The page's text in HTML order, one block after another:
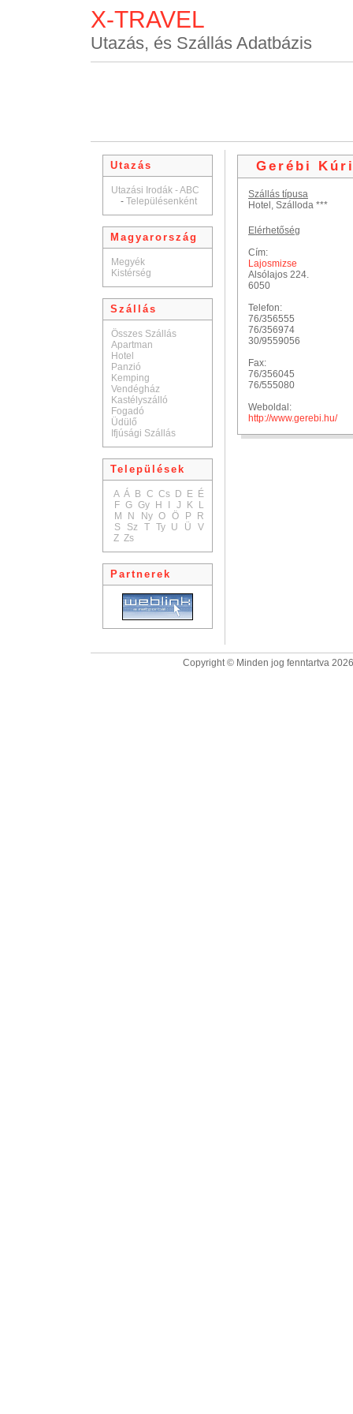
X-TRAVEL
Utazás, és Szállás Adatbázis
Utazás
Utazási Irodák - ABC
- Településenként
Magyarország
Megyék
Kistérség
Szállás
Összes Szállás
Apartman
Hotel
Panzió
Kemping
Vendégház
Kastélyszálló
Fogadó
Üdülő
Ifjúsági Szállás
Települések
A Á B C Cs D E É
F G Gy H J K
L
M
N Ny O Ö P
R
S
Sz T Ty U Ü
V
Z Zs
Partnerek
Gerébi
Szállás típusa
Hotel, Szálloda ***
Elérhetőség
Cím:
Lajosmizse
Alsólajos 224.
6050
Telefon:
76/356555
76/356974
30/9559056
Fax:
76/356045
76/555080
Weboldal:
http://www.gerebi.hu/
Copyright © Minden jog fenntartva